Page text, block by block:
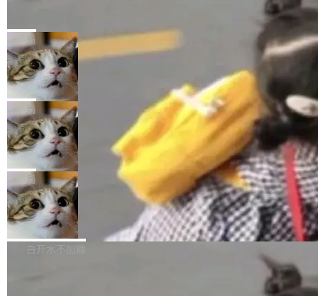
“启蒙老师”。 而今年，恰好是雷霄骅离世十周
年。FFmpeg 社区最终选择用一个大版本的名
字，留下了这份纪念。 雷霄骅曾是中国传媒大学
数字电视技术方向的博士生，长期从事视频、音
频技...
编写程序，目标是完成电商平台作者信息与商品
列表的数据匹配 —— 一项常规的数据处理任
务，最终却产生了 180 万美元的账单，实际支出
超出原定预算 860%。 更令人意外的是，该项目
最终并未成功落地，而高额算力消耗持续运行长
达 5 个月，公司直到财务对账时才察觉异常。这
意味着一个无人看管的 AI 程序，在近半年时间
里日夜不停地"烧钱"。 复盘显示，...
e CEO Clément Delangue 在 CNBC 的采访里
没有拐弯抹角。他说中国正在赢得 AI 竞赛，而
且按目前的速度，中国 AI 工具预计在今年底或
2027 年就能追上美国前沿实验室的水平。 Dela
ngue 把原因归结为一件事：开放协作。中国的
AI 开发者在一个共享和协作的生态里加速迭代，
而美国模型厂商在"闭门造车"。他的原话是 "buil
ding in silos"——各自为战，互不通气。 这个判
断从他嘴里说出来分量不同。Hugging Face 是
全球最大的开源 AI 平台，上面跑着上百万个模
型。谁在开源赛道上领先，...
局
当 AI agent 把源码变成了最好的扩展系
统，开发者工具必须开源
五年前，David Crawshaw 问过很多软件工程师
一个问题：你写过什么给自己用的程序？答案几
乎都是没有。工程师们整天用别人写的程序写程
序给别人用。偶尔有人自己写个博客系统、智能
家居控制、家庭实验室，都算稀奇事。 Crawsh
aw 是 Shelley 的作者，一个开源 AI coding age
nt。他最近在博客上写了一篇文章，核心论点很
简单：开发者工具必须开源。 理由不是传统的自
由软件情怀，而是一个跟 AI agent 直接相关的
技术判断。 两行 prompt 就能个性化任何软件 C
局
DeepSeek Harness 宣布内测邀请，全
网最大规模开源 Agent 路演现场诞生
一条内测招募帖，发出去的时候大概没人想到它
会变成一场开源 Agent 生态的路演。 8月1日，
DeepSeek Harness 团队负责人崔添翼（tiany
i）在 X 上发帖： 「如果你是 Agent Harness 相
关开源项目的开发者，希望参加 DeepSeek Har
ness 的内测，可以回复或私信联系我。请附上
局
商汤 SenseNova U1.5-Lite-Preview
开源
商汤科技宣布面向社区开源轻量级统一多模态模
型的预览版本 SenseNova U1.5-Lite-Preview。
白开水不加糖